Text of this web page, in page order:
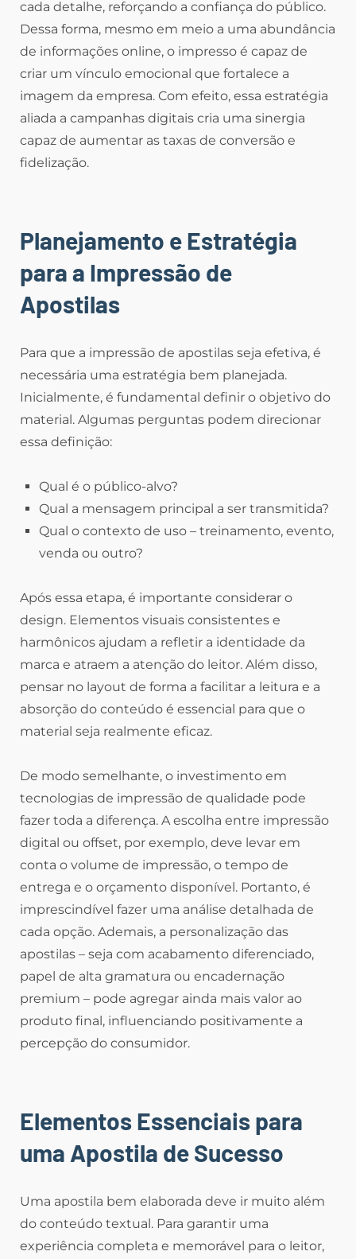
cada detalhe, reforçando a confiança do público.
Dessa forma, mesmo em meio a uma abundância
de informações online, o impresso é capaz de
criar um vínculo emocional que fortalece a
imagem da empresa. Com efeito, essa estratégia
aliada a campanhas digitais cria uma sinergia
capaz de aumentar as taxas de conversão e
fidelização.
Planejamento e Estratégia
para a Impressão de
Apostilas
Para que a impressão de apostilas seja efetiva, é
necessária uma estratégia bem planejada.
Inicialmente, é fundamental definir o objetivo do
material. Algumas perguntas podem direcionar
essa definição:
Qual é o público-alvo?
Qual a mensagem principal a ser transmitida?
Qual o contexto de uso – treinamento, evento,
venda ou outro?
Após essa etapa, é importante considerar o
design. Elementos visuais consistentes e
harmônicos ajudam a refletir a identidade da
marca e atraem a atenção do leitor. Além disso,
pensar no layout de forma a facilitar a leitura e a
absorção do conteúdo é essencial para que o
material seja realmente eficaz.
De modo semelhante, o investimento em
tecnologias de impressão de qualidade pode
fazer toda a diferença. A escolha entre impressão
digital ou offset, por exemplo, deve levar em
conta o volume de impressão, o tempo de
entrega e o orçamento disponível. Portanto, é
imprescindível fazer uma análise detalhada de
cada opção. Ademais, a personalização das
apostilas – seja com acabamento diferenciado,
papel de alta gramatura ou encadernação
premium – pode agregar ainda mais valor ao
produto final, influenciando positivamente a
percepção do consumidor.
Elementos Essenciais para
uma Apostila de Sucesso
Uma apostila bem elaborada deve ir muito além
do conteúdo textual. Para garantir uma
experiência completa e memorável para o leitor,